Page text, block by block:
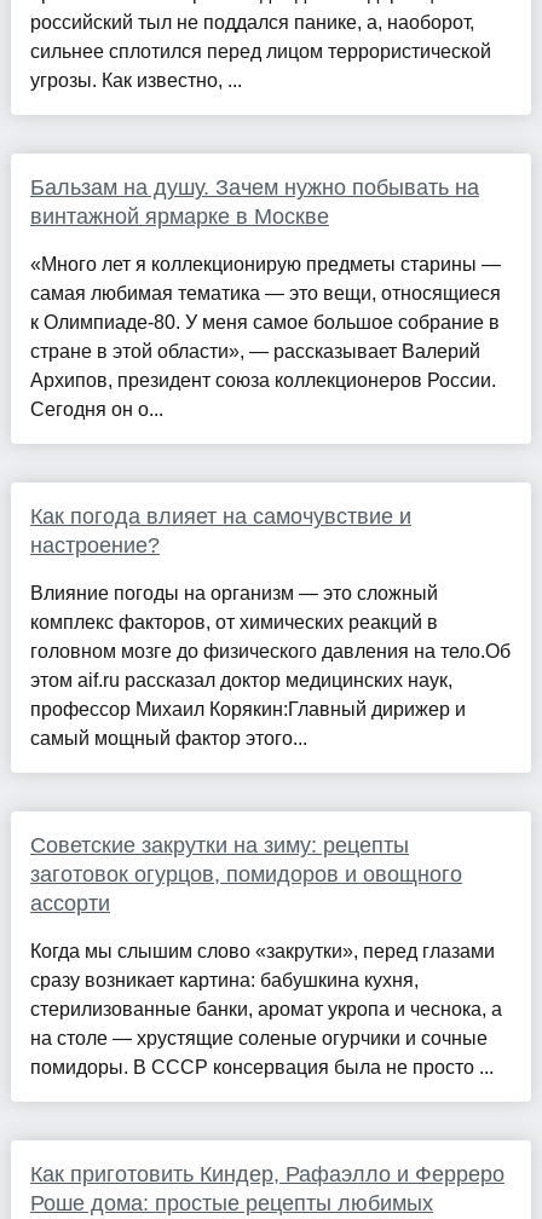
российский тыл не поддался панике, а, наоборот,
сильнее сплотился перед лицом террористической
угрозы. Как известно, ...
Бальзам на душу. Зачем нужно побывать на
винтажной ярмарке в Москве
«Много лет я коллекционирую предметы старины —
самая любимая тематика — это вещи, относящиеся
к Олимпиаде-80. У меня самое большое собрание в
стране в этой области», — рассказывает Валерий
Архипов, президент союза коллекционеров России.
Сегодня он о...
Как погода влияет на самочувствие и
настроение?
Влияние погоды на организм — это сложный
комплекс факторов, от химических реакций в
головном мозге до физического давления на тело.Об
этом aif.ru рассказал доктор медицинских наук,
профессор Михаил Корякин:Главный дирижер и
самый мощный фактор этого...
Советские закрутки на зиму: рецепты
заготовок огурцов, помидоров и овощного
ассорти
Когда мы слышим слово «закрутки», перед глазами
сразу возникает картина: бабушкина кухня,
стерилизованные банки, аромат укропа и чеснока, а
на столе — хрустящие соленые огурчики и сочные
помидоры. В СССР консервация была не просто ...
Как приготовить Киндер, Рафаэлло и Ферреро
Роше дома: простые рецепты любимых